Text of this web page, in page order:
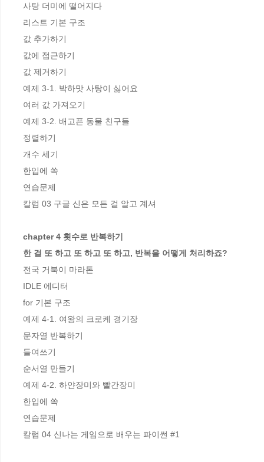
사탕 더미에 떨어지다
리스트 기본 구조
값 추가하기
값에 접근하기
값 제거하기
예제 3-1. 박하맛 사탕이 싫어요
여러 값 가져오기
예제 3-2. 배고픈 동물 친구들
정렬하기
개수 세기
한입에 쏙
연습문제
칼럼 03 구글 신은 모든 걸 알고 계셔
chapter 4 횟수로 반복하기
한 걸 또 하고 또 하고 또 하고, 반복을 어떻게 처리하죠?
전국 거북이 마라톤
IDLE 에디터
for 기본 구조
예제 4-1. 여왕의 크로케 경기장
문자열 반복하기
들여쓰기
순서열 만들기
예제 4-2. 하얀장미와 빨간장미
한입에 쏙
연습문제
칼럼 04 신나는 게임으로 배우는 파이썬 #1